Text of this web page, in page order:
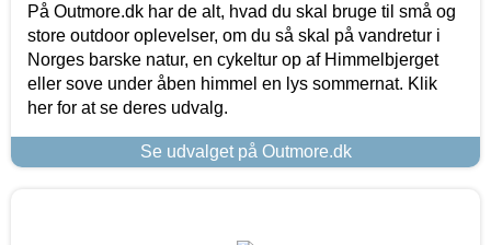
På Outmore.dk har de alt, hvad du skal bruge til små og
store outdoor oplevelser, om du så skal på vandretur i
Norges barske natur, en cykeltur op af Himmelbjerget
eller sove under åben himmel en lys sommernat. Klik
her for at se deres udvalg.
Se udvalget på Outmore.dk